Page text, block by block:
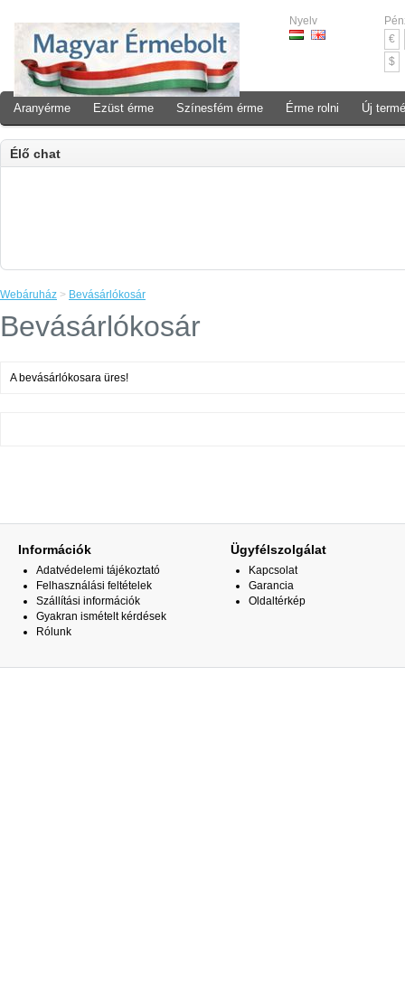
Nyelv
€
$
Aranyérme Ezüst érme Színesfém érme Érme rolni Új
Élő chat
Webáruház > Bevásárlókosár
Bevásárlókosár
A bevásárlókosara üres!
Információk
Adatvédelemi tájékoztató
Felhasználási feltételek
Szállítási információk
Gyakran ismételt kérdések
Rólunk
Ügyfélszolgálat
Kapcsolat
Garancia
Oldaltérkép